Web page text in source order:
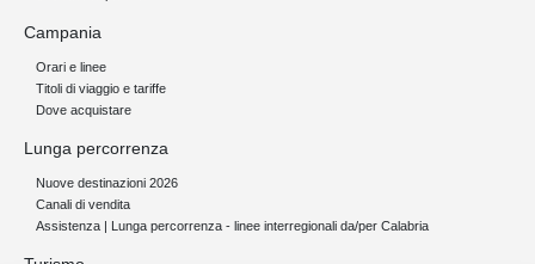
Campania
Orari e linee
Titoli di viaggio e tariffe
Dove acquistare
Lunga percorrenza
Nuove destinazioni 2026
Canali di vendita
Assistenza | Lunga percorrenza - linee interregionali da/per Calabria